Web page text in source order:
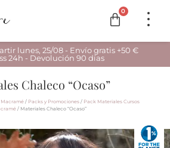
0
lunes, 25/08 - Envío gratis +50 €
24h - Devolución 90 días
Chaleco “Ocaso”
Macramé / Packs y Promociones / Pack Materiales Cursos
/ Materiales Chaleco “Ocaso”